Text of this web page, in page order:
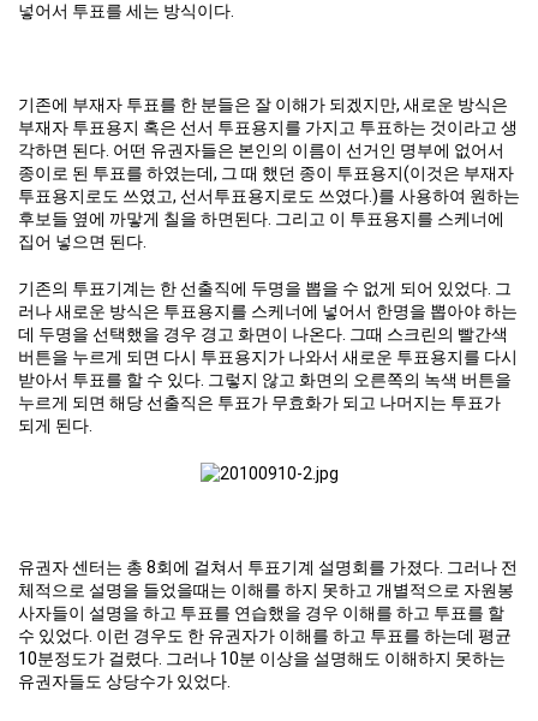
넣어서 투표를 세는 방식이다.
기존에 부재자 투표를 한 분들은 잘 이해가 되겠지만, 새로운 방식은
부재자 투표용지 혹은 선서 투표용지를 가지고 투표하는 것이라고 생
각하면 된다. 어떤 유권자들은 본인의 이름이 선거인 명부에 없어서
종이로 된 투표를 하였는데, 그 때 했던 종이 투표용지(이것은 부재자
투표용지로도 쓰였고, 선서투표용지로도 쓰였다.)를 사용하여 원하는
후보들 옆에 까맣게 칠을 하면된다. 그리고 이 투표용지를 스케너에
집어 넣으면 된다.
기존의 투표기계는 한 선출직에 두명을 뽑을 수 없게 되어 있었다. 그
러나 새로운 방식은 투표용지를 스케너에 넣어서 한명을 뽑아야 하는
데 두명을 선택했을 경우 경고 화면이 나온다. 그때 스크린의 빨간색
버튼을 누르게 되면 다시 투표용지가 나와서 새로운 투표용지를 다시
받아서 투표를 할 수 있다. 그렇지 않고 화면의 오른쪽의 녹색 버튼을
누르게 되면 해당 선출직은 투표가 무효화가 되고 나머지는 투표가
되게 된다.
유권자 센터는 총 8회에 걸쳐서 투표기계 설명회를 가졌다. 그러나 전
체적으로 설명을 들었을때는 이해를 하지 못하고 개별적으로 자원봉
사자들이 설명을 하고 투표를 연습했을 경우 이해를 하고 투표를 할
수 있었다. 이런 경우도 한 유권자가 이해를 하고 투표를 하는데 평균
10분정도가 걸렸다. 그러나 10분 이상을 설명해도 이해하지 못하는
유권자들도 상당수가 있었다.